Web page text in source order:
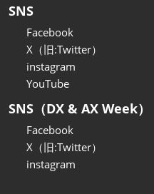
SNS
Facebook
X（旧:Twitter）
instagram
YouTube
SNS（DX & AX Week）
Facebook
X（旧:Twitter）
instagram